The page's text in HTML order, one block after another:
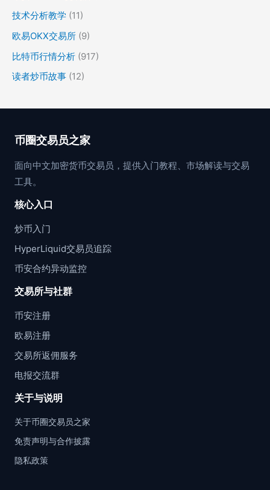
技术分析教学 (11)
欧易OKX交易所 (9)
比特币行情分析 (917)
读者炒币故事 (12)
币圈交易员之家
面向中文加密货币交易员，提供入门教程、市场解读与交易
工具。
核心入口
炒币入门
HyperLiquid交易员追踪
币安合约异动监控
交易所与社群
币安注册
欧易注册
交易所返佣服务
电报交流群
关于与说明
关于币圈交易员之家
免责声明与合作披露
隐私政策